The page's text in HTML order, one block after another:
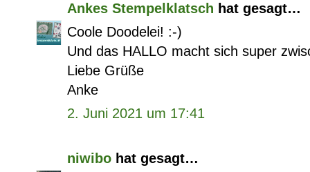
Ankes Stempelklatsch hat gesagt…
Coole Doodelei! :-)
Und das HALLO macht sich super
Liebe Grüße
Anke
2. Juni 2021 um 17:41
niwibo hat gesagt…